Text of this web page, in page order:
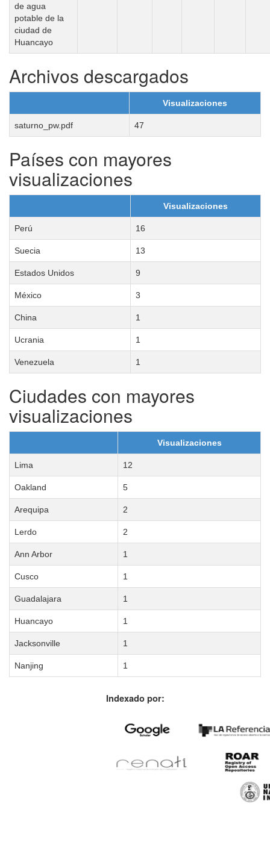
de agua
potable de la
ciudad de
Huancayo
Archivos descargados
Visualizaciones
saturno_pw.pdf 47
Países con mayores
visualizaciones
Visualizaciones
Perú 16
Suecia 13
Estados Unidos 9
México 3
China 1
Ucrania 1
Venezuela 1
Ciudades con mayores
visualizaciones
Visualizaciones
Lima 12
Oakland 5
Arequipa 2
Lerdo 2
Ann Arbor 1
Cusco 1
Guadalajara 1
Huancayo 1
Jacksonville 1
Nanjing 1
Indexado por: